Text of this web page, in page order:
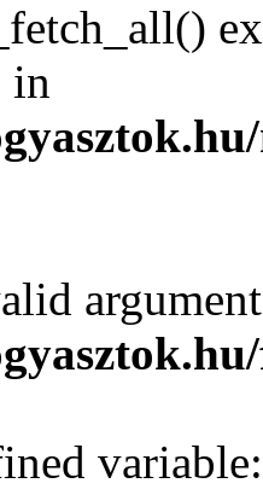
in